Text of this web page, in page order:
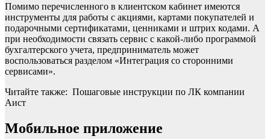
Помимо перечисленного в клиентском кабинет имеются
инструменты для работы с акциями, картами покупателей и
подарочными сертификатами, ценниками и штрих кодами. А
при необходимости связать сервис с какой-либо программой
бухгалтерского учета, предприниматель может
воспользоваться разделом «Интеграция со сторонними
сервисами».
Читайте также: Пошаговые инструкции по ЛК компании
Аист
Мобильное приложение